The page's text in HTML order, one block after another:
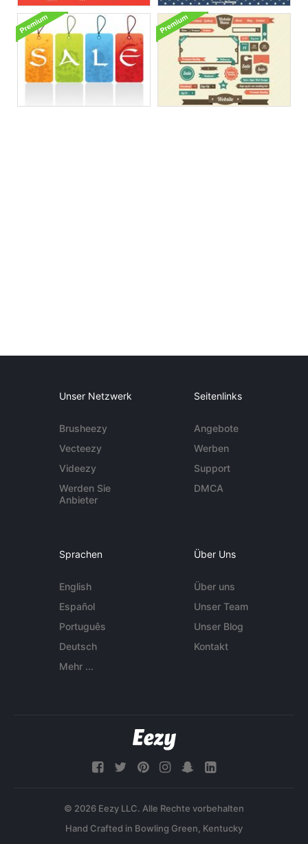
Unser Netzwerk
Brusheezy
Vecteezy
Videezy
Werden Sie
Anbieter
Seitenlinks
Angebote
Werben
Support
DMCA
Sprachen
English
Español
Português
Deutsch
Mehr ...
Über Uns
Über uns
Unser Team
Unser Blog
Kontakt
© 2026 Eezy LLC. Alle Rechte vorbehalten